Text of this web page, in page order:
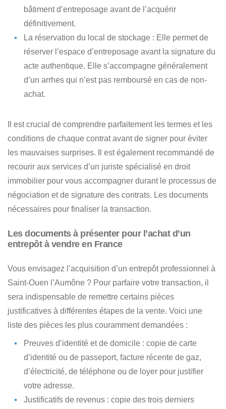
bâtiment d’entreposage avant de l’acquérir
définitivement.
La réservation du local de stockage : Elle permet de
réserver l’espace d’entreposage avant la signature du
acte authentique. Elle s’accompagne généralement
d’un arrhes qui n’est pas remboursé en cas de non-
achat.
Il est crucial de comprendre parfaitement les termes et les
conditions de chaque contrat avant de signer pour éviter
les mauvaises surprises. Il est également recommandé de
recourir aux services d’un juriste spécialisé en droit
immobilier pour vous accompagner durant le processus de
négociation et de signature des contrats. Les documents
nécessaires pour finaliser la transaction.
Les documents à présenter pour l’achat d’un
entrepôt à vendre en France
Vous envisagez l’acquisition d’un entrepôt professionnel à
Saint-Ouen l’Aumône ? Pour parfaire votre transaction, il
sera indispensable de remettre certains pièces
justificatives à différentes étapes de la vente. Voici une
liste des pièces les plus couramment demandées :
Preuves d’identité et de domicile : copie de carte
d’identité ou de passeport, facture récente de gaz,
d’électricité, de téléphone ou de loyer pour justifier
votre adresse.
Justificatifs de revenus : copie des trois derniers